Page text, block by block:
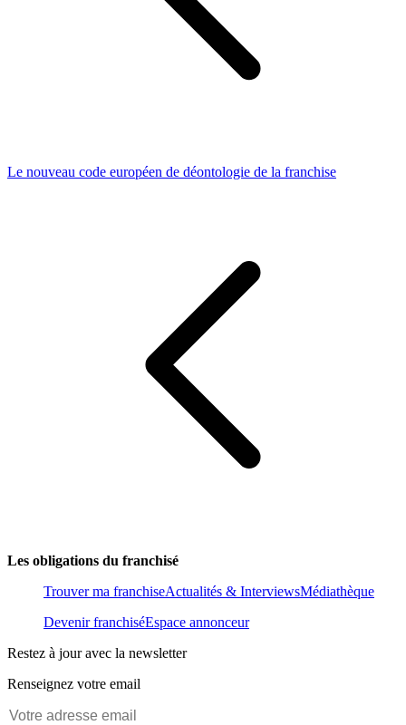
Le nouveau code européen de déontologie de la franchise
Les obligations du franchisé
Trouver ma franchiseActualités & InterviewsMédiathèque
Devenir franchiséEspace annonceur
Restez à jour avec la newsletter
Renseignez votre email